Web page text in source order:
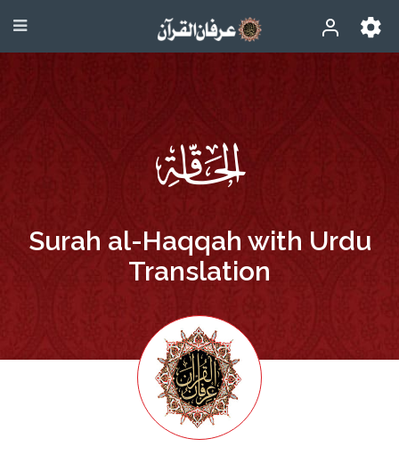
Surah al-Haqqah with Urdu
Translation